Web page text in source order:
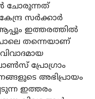
ചോരുന്നത്
സര്‍ക്കാര്‍
ഇത്തരത്തില്‍
തന്നെയാണ്
പ്രോഗ്രാം
അഭിപ്രായം
ഇത്തരം